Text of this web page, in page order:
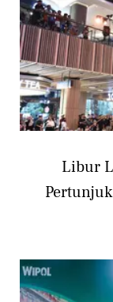
Libur